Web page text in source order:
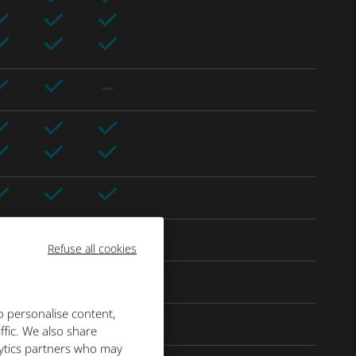
Refuse all cookies
personalise content,
We also share
partners who may